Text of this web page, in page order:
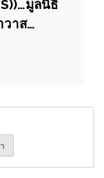
มูลนิธิ
วาส
เครื่อง
ะจำบ้านแก่